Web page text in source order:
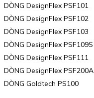
DÒNG DesignFlex PSF101
DÒNG DesignFlex PSF102
DÒNG DesignFlex PSF103
DÒNG DesignFlex PSF109S
DÒNG DesignFlex PSF111
DÒNG DesignFlex PSF200A
DÒNG Goldtech PS100